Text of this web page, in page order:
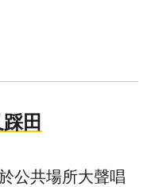
田
公共場所大聲唱